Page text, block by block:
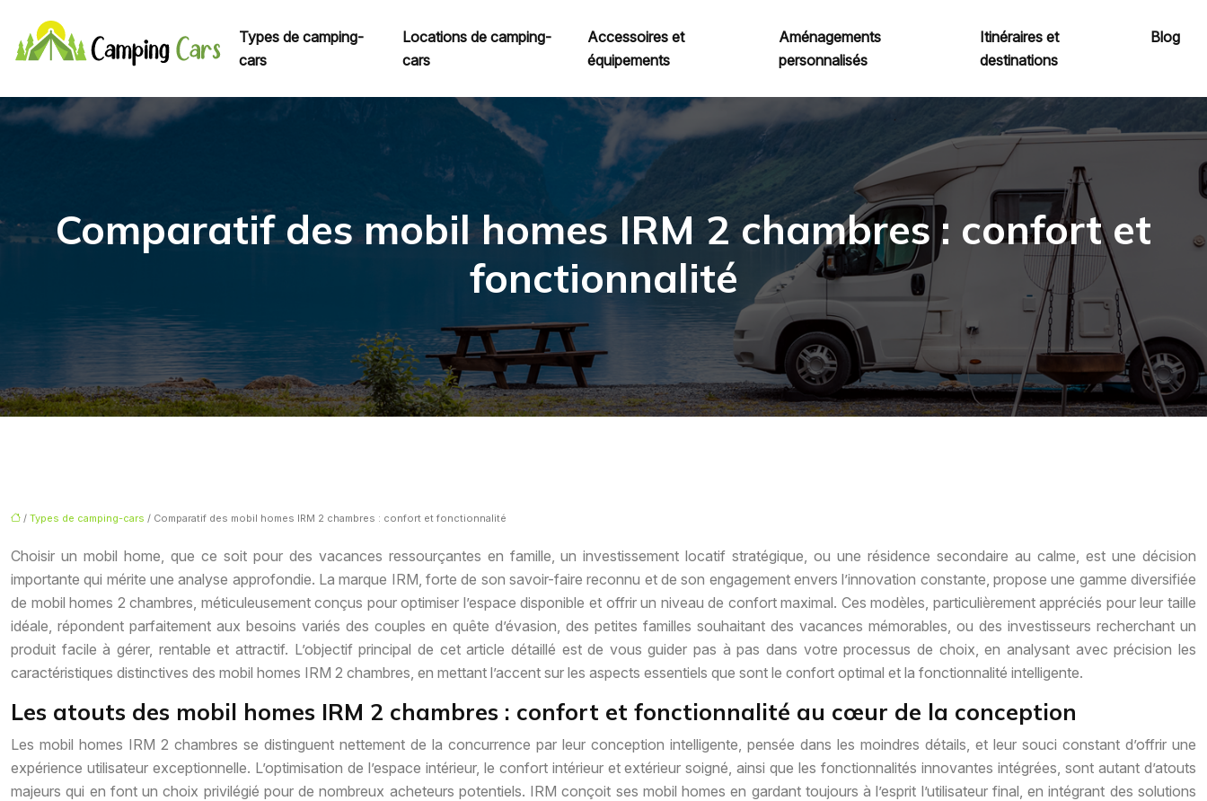
Types de camping-
cars
Locations de camping-
cars
Accessoires et
équipements
Aménagements
personnalisés
Itinéraires et
destinations
Blog
Comparatif des mobil homes IRM 2 chambres : confort et
fonctionnalité
/ Types de camping-cars / Comparatif des mobil homes IRM 2 chambres : confort et fonctionnalité
Choisir un mobil home, que ce soit pour des vacances ressourçantes en famille, un investissement locatif stratégique, ou une résidence secondaire au calme, est une décision
importante qui mérite une analyse approfondie. La marque IRM, forte de son savoir-faire reconnu et de son engagement envers l’innovation constante, propose une gamme diversifiée
de mobil homes 2 chambres, méticuleusement conçus pour optimiser l’espace disponible et offrir un niveau de confort maximal. Ces modèles, particulièrement appréciés pour leur taille
idéale, répondent parfaitement aux besoins variés des couples en quête d’évasion, des petites familles souhaitant des vacances mémorables, ou des investisseurs recherchant un
produit facile à gérer, rentable et attractif. L’objectif principal de cet article détaillé est de vous guider pas à pas dans votre processus de choix, en analysant avec précision les
caractéristiques distinctives des mobil homes IRM 2 chambres, en mettant l’accent sur les aspects essentiels que sont le confort optimal et la fonctionnalité intelligente.
Les atouts des mobil homes IRM 2 chambres : confort et fonctionnalité au cœur de la conception
Les mobil homes IRM 2 chambres se distinguent nettement de la concurrence par leur conception intelligente, pensée dans les moindres détails, et leur souci constant d’offrir une
expérience utilisateur exceptionnelle. L’optimisation de l’espace intérieur, le confort intérieur et extérieur soigné, ainsi que les fonctionnalités innovantes intégrées, sont autant d’atouts
majeurs qui en font un choix privilégié pour de nombreux acheteurs potentiels. IRM conçoit ses mobil homes en gardant toujours à l’esprit l’utilisateur final, en intégrant des solutions